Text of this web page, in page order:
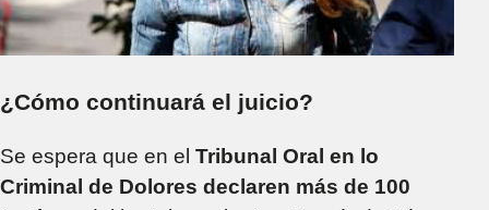
¿Cómo continuará el juicio?
Se espera que en el Tribunal Oral en lo
Criminal de Dolores declaren más de 100